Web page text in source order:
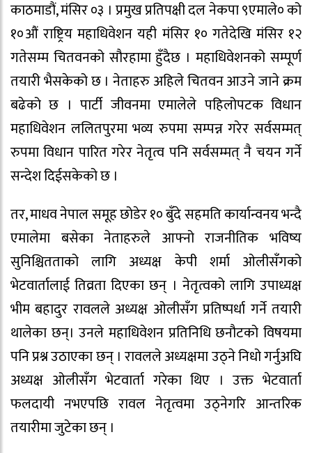
काठमाडौं, मंसिर ०३ । प्रमुख प्रतिपक्षी दल नेकपा ९एमाले० को
१०औं राष्ट्रिय महाधिवेशन यही मंसिर १० गतेदेखि मंसिर १२
गतेसम्म चितवनको सौरहामा हुँदैछ । महाधिवेशनको सम्पूर्ण
तयारी भैसकेको छ । नेताहरु अहिले चितवन आउने जाने क्रम
बढेको छ । पार्टी जीवनमा एमालेले पहिलोपटक विधान
महाधिवेशन ललितपुरमा भव्य रुपमा सम्पन्न गरेर सर्वसम्मत्
रुपमा विधान पारित गरेर नेतृत्व पनि सर्वसम्मत् नै चयन गर्ने
सन्देश दिईसकेको छ ।
तर, माधव नेपाल समूह छोडेर १० बुँदे सहमति कार्यान्वनय भन्दै
एमालेमा बसेका नेताहरुले आफ्नो राजनीतिक भविष्य
सुनिश्चितताको लागि अध्यक्ष केपी शर्मा ओलीसँगको
भेटवार्तालाई तिव्रता दिएका छन् । नेतृत्वको लागि उपाध्यक्ष
भीम बहादुर रावलले अध्यक्ष ओलीसँग प्रतिष्पर्धा गर्ने तयारी
थालेका छन्। उनले महाधिवेशन प्रतिनिधि छनौटको विषयमा
पनि प्रश्न उठाएका छन् । रावलले अध्यक्षमा उठ्ने निधो गर्नुअघि
अध्यक्ष ओलीसँग भेटवार्ता गरेका थिए । उक्त भेटवार्ता
फलदायी नभएपछि रावल नेतृत्वमा उठ्नेगरि आन्तरिक
तयारीमा जुटेका छन् ।